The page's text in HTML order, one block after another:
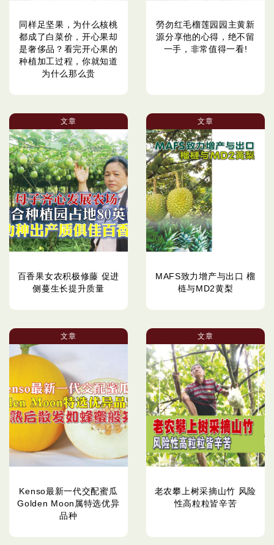
同样足坚果，为什么核桃
都成了白菜价，开心果却
是奢侈品？看完开心果的
种植加工过程，你就知道
为什么那么贵
勞勿红毛榴莲园园主黄新
源分享他的心得，绝不留
一手，非常值得一看!
文章
百香果女农积极修藤 促进
侧蔓生长提升质量
文章
MAFS致力增产与出口 榴
梿与MD2黄梨
文章
Kenso最新一代交配蜜瓜
Golden Moon属特选优异
品种
文章
老农攀上树采摘山竹 风险
性高粒粒皆辛苦